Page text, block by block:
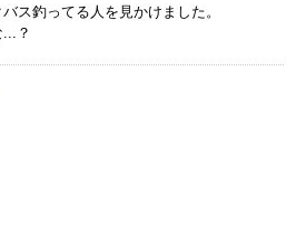
ス釣ってる人を見かけました。
？